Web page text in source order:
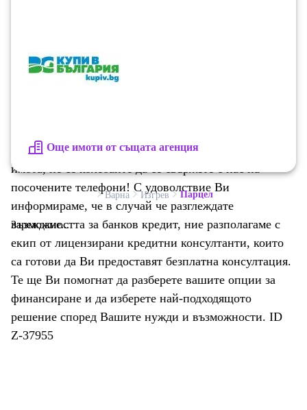
еднофамилна къща, със стъпка 127 кв.м. Район:
Имотът се намира в спокоен и озеленен район,
жилищни сгради. За повече информация и оглед на
имота, не се колебайте да се свържете с нас на
посочените телефони! С удоволствие Ви
информираме, че в случай че разглеждате
възможността за банков кредит, ние разполагаме с
екип от лицензирани кредитни консултанти, които
са готови да Ви предоставят безплатна консултация.
Те ще Ви помогнат да разберете вашите опции за
финансиране и да изберете най-подходящото
решение според Вашите нужди и възможности. ID
Z-37955
Още имоти от същата агенция
Варна Изгрев Парцел
Зареждаме...